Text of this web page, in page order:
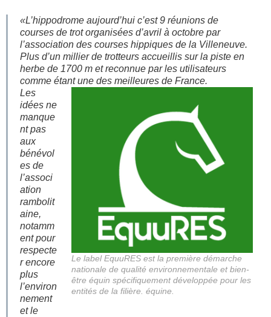
«L’hippodrome aujourd’hui c’est 9 réunions de
courses de trot organisées d’avril à octobre par
l’association des courses hippiques de la Villeneuve.
Plus d’un millier de trotteurs accueillis sur la piste en
herbe de 1700 m et reconnue par les utilisateurs
comme étant une des meilleures de France.
Le label EquuRES est la première démarche
nationale de qualité environnementale et bien-
être équin spécifiquement développée pour les
entités de la filière. équine.
Les
idées ne
manque
nt pas
aux
bénévol
es de
l’associ
ation
rambolit
aine,
notamm
ent pour
respecte
r encore
plus
l’environ
nement
et le